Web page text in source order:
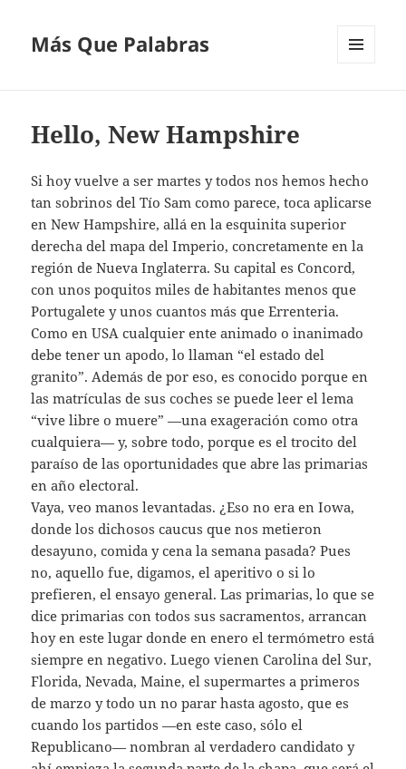
Más Que Palabras
Hello, New Hampshire
Si hoy vuelve a ser martes y todos nos hemos hecho
tan sobrinos del Tío Sam como parece, toca aplicarse
en New Hampshire, allá en la esquinita superior
derecha del mapa del Imperio, concretamente en la
región de Nueva Inglaterra. Su capital es Concord,
con unos poquitos miles de habitantes menos que
Portugalete y unos cuantos más que Errenteria.
Como en USA cualquier ente animado o inanimado
debe tener un apodo, lo llaman “el estado del
granito”. Además de por eso, es conocido porque en
las matrículas de sus coches se puede leer el lema
“vive libre o muere” —una exageración como otra
cualquiera— y, sobre todo, porque es el trocito del
paraíso de las oportunidades que abre las primarias
en año electoral.
Vaya, veo manos levantadas. ¿Eso no era en Iowa,
donde los dichosos caucus que nos metieron
desayuno, comida y cena la semana pasada? Pues
no, aquello fue, digamos, el aperitivo o si lo
prefieren, el ensayo general. Las primarias, lo que se
dice primarias con todos sus sacramentos, arrancan
hoy en este lugar donde en enero el termómetro está
siempre en negativo. Luego vienen Carolina del Sur,
Florida, Nevada, Maine, el supermartes a primeros
de marzo y todo un no parar hasta agosto, que es
cuando los partidos —en este caso, sólo el
Republicano— nombran al verdadero candidato y